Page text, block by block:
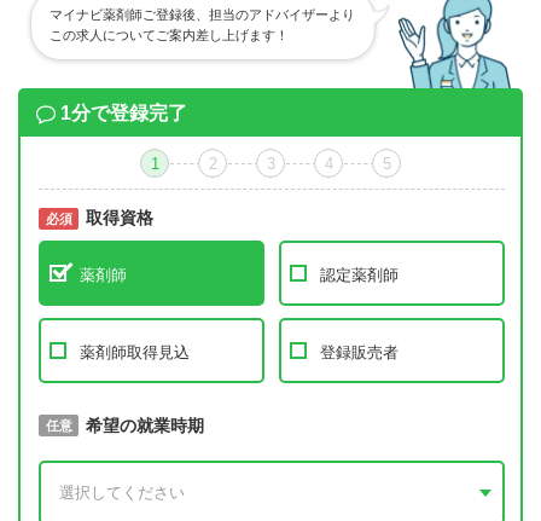
マイナビ薬剤師ご登録後、担当のアドバイザーより
この求人についてご案内差し上げます！
1分で登録完了
1 2 3 4 5
必須 取得資格
薬剤師 認定薬剤師
薬剤師取得見込 登録販売者
必須 取得予定年
任意 希望の就業時期